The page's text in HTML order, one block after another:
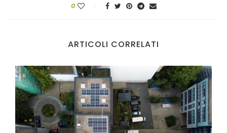
0
ARTICOLI CORRELATI